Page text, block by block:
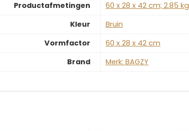
Productafmetingen
‎60 x 28 x 42 cm; 2.85 kg
Kleur
‎Bruin
Vormfactor
‎60 x 28 x 42 cm
Brand
Merk: BAGZY